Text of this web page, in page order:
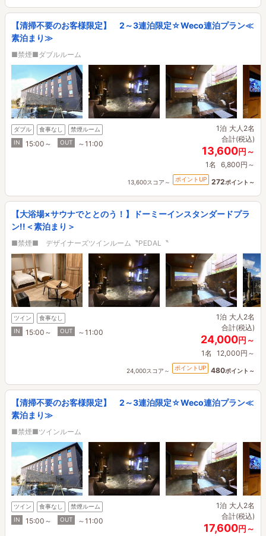
【清掃不要のお客様限定】 2～3連泊限定☆Weco連泊プラン≪
素泊まり≫
■禁煙■ダブルルーム
ダブル 食事なし
禁煙ルーム
IN
15:00～ OUT ～11:00
1泊 大人2名
合計(税込)
13,600円～
1名 6,800円～
13,600スコア～ ポイントUP 272ポイント～
【大浴場×サウナでととのう！】ドーミーインスタンダードプラ
ン!!＜素泊まり＞
■禁煙■ デザイナーズツインルーム〝PEDAL〝
ツイン
食事なし
IN
15:00～ OUT ～11:00
1泊 大人2名
合計(税込)
24,000円～
1名 12,000円～
24,000スコア～ ポイントUP 480ポイント～
【清掃不要のお客様限定】 2～3連泊限定☆Weco連泊プラン≪
素泊まり≫
■禁煙■ツインルーム
ツイン 食事なし
禁煙ルーム
IN
15:00～ OUT ～11:00
1泊 大人2名
合計(税込)
17,600円～